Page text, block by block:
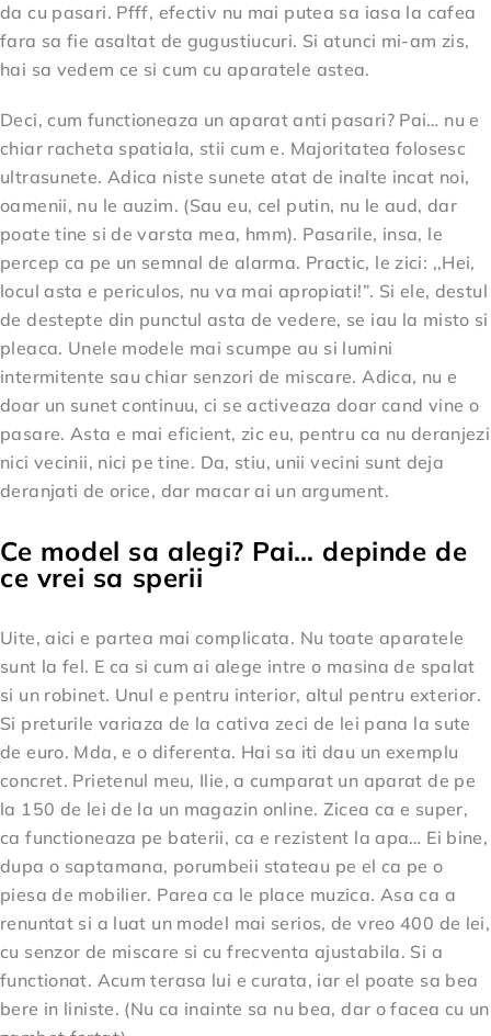
da cu pasari. Pfff, efectiv nu mai putea sa iasa la cafea
fara sa fie asaltat de gugustiucuri. Si atunci mi-am zis,
hai sa vedem ce si cum cu aparatele astea.
Deci, cum functioneaza un aparat anti pasari? Pai… nu e
chiar racheta spatiala, stii cum e. Majoritatea folosesc
ultrasunete. Adica niste sunete atat de inalte incat noi,
oamenii, nu le auzim. (Sau eu, cel putin, nu le aud, dar
poate tine si de varsta mea, hmm). Pasarile, insa, le
percep ca pe un semnal de alarma. Practic, le zici: ,,Hei,
locul asta e periculos, nu va mai apropiati!”. Si ele, destul
de destepte din punctul asta de vedere, se iau la misto si
pleaca. Unele modele mai scumpe au si lumini
intermitente sau chiar senzori de miscare. Adica, nu e
doar un sunet continuu, ci se activeaza doar cand vine o
pasare. Asta e mai eficient, zic eu, pentru ca nu deranjezi
nici vecinii, nici pe tine. Da, stiu, unii vecini sunt deja
deranjati de orice, dar macar ai un argument.
Ce model sa alegi? Pai… depinde de
ce vrei sa sperii
Uite, aici e partea mai complicata. Nu toate aparatele
sunt la fel. E ca si cum ai alege intre o masina de spalat
si un robinet. Unul e pentru interior, altul pentru exterior.
Si preturile variaza de la cativa zeci de lei pana la sute
de euro. Mda, e o diferenta. Hai sa iti dau un exemplu
concret. Prietenul meu, Ilie, a cumparat un aparat de pe
la 150 de lei de la un magazin online. Zicea ca e super,
ca functioneaza pe baterii, ca e rezistent la apa… Ei bine,
dupa o saptamana, porumbeii stateau pe el ca pe o
piesa de mobilier. Parea ca le place muzica. Asa ca a
renuntat si a luat un model mai serios, de vreo 400 de lei,
cu senzor de miscare si cu frecventa ajustabila. Si a
functionat. Acum terasa lui e curata, iar el poate sa bea
bere in liniste. (Nu ca inainte sa nu bea, dar o facea cu un